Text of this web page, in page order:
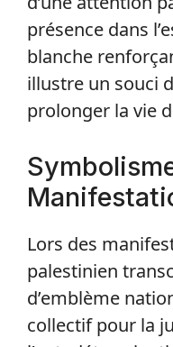
présence dans
blanche
illustre un souci
prolonger la vie
Lors des
palestinien
d’emblème
collectif pour la